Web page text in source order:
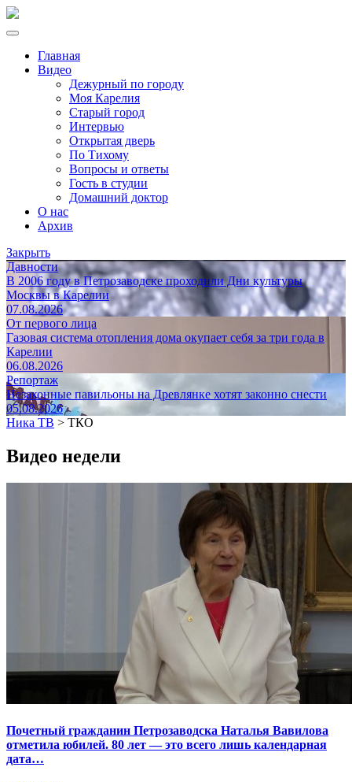
Главная
Видео
Дежурный по городу
Моя Карелия
Старый город
Интервью
Открытая дверь
По Тихому
Вопросы и ответы
Гость в студии
Домашний доктор
О нас
Архив
Закрыть
Давности
В 2006 году в Петрозаводске проходили Дни культуры
Москвы в Карелии
07.08.2026
От первого лица
Газовая система отопления дома окупает себя за три года в
Карелии
06.08.2026
Репортаж
Незаконные павильоны на Древлянке хотят законно снести
05.08.2026
Ника ТВ > ТКО
Видео недели
Почетный гражданин Петрозаводска Наталья Вавилова
отметила юбилей. 80 лет — это всего лишь календарная
дата…